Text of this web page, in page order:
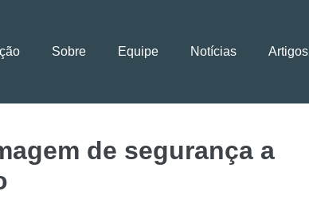
Sobre Equipe Notícias Artigos
de segurança a